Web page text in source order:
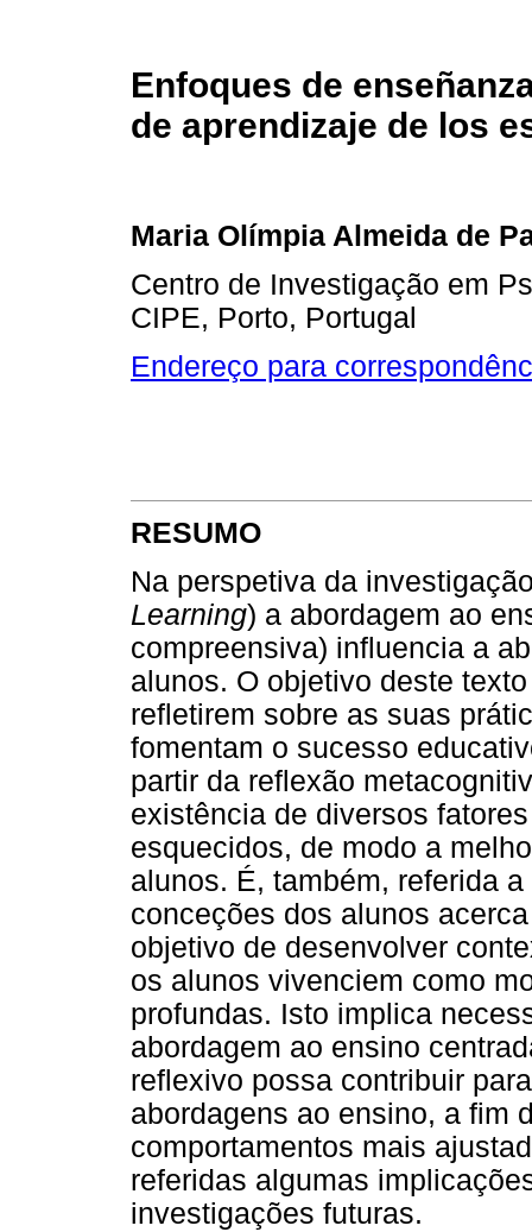
Enfoques de
de aprendizaje de los
Maria Olímpia Almeida de
Centro de Investigação em
CIPE, Porto, Portugal
Endereço para
RESUMO
Na perspetiva da
Learning) a abordagem ao
compreensiva) influencia a
alunos. O objetivo deste
refletirem sobre as suas
fomentam o sucesso
partir da reflexão
existência de diversos
esquecidos, de modo a
alunos. É, também, referida
conceções dos alunos
objetivo de desenvolver
os alunos vivenciem como
profundas. Isto implica
abordagem ao ensino
reflexivo possa contribuir
abordagens ao ensino, a fim
comportamentos mais
referidas algumas
investigações futuras.